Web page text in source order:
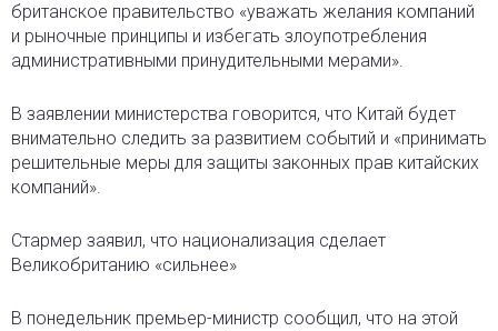
британское правительство «уважать желания компаний
и рыночные принципы и избегать злоупотребления
административными принудительными мерами».
В заявлении министерства говорится, что Китай будет
внимательно следить за развитием событий и «принимать
решительные меры для защиты законных прав китайских
компаний».
Стармер заявил, что национализация сделает
Великобританию «сильнее»
В понедельник премьер-министр сообщил, что на этой